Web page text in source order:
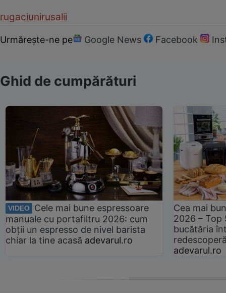
rugaciunirusalii
Urmărește-ne pe Google News Facebook
Ghid de cumpărături
VIDEO
Cele mai bune espressoare
manuale cu portafiltru 2026: cum
obții un espresso de nivel barista
chiar la tine acasă adevarul.ro
Cea mai
2026 –
bucătăria
adevarul.ro